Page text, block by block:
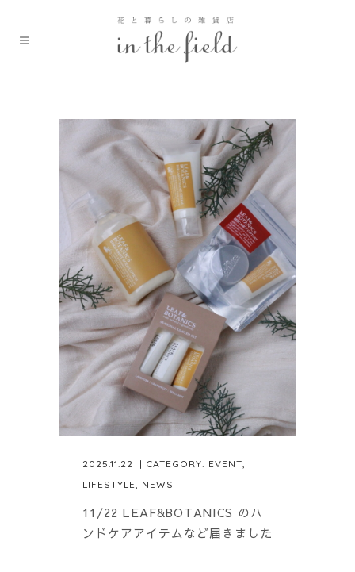
2025.11.22 | CATEGORY: EVENT,
LIFESTYLE, NEWS
11/22 LEAF&BOTANICS のハ
ンドケアアイテムなど届きました